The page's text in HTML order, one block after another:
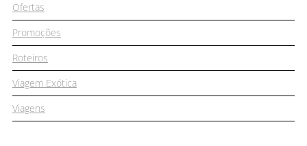
Ofertas
Promoções
Roteiros
Viagem Exótica
Viagens